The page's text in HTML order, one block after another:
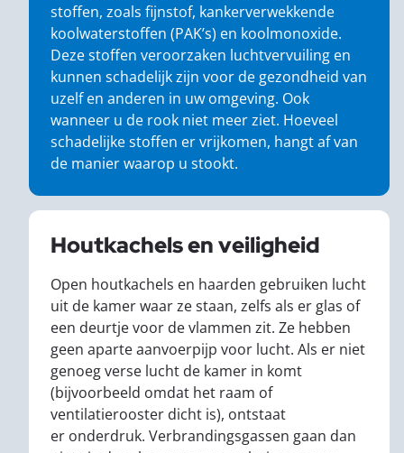
stoffen, zoals fijnstof, kankerverwekkende
koolwaterstoffen (PAK’s) en koolmonoxide.
Deze stoffen veroorzaken luchtvervuiling en
kunnen schadelijk zijn voor de gezondheid van
uzelf en anderen in uw omgeving. Ook
wanneer u de rook niet meer ziet. Hoeveel
schadelijke stoffen er vrijkomen, hangt af van
de manier waarop u stookt.
Houtkachels en veiligheid
Open houtkachels en haarden gebruiken lucht
uit de kamer waar ze staan, zelfs als er glas of
een deurtje voor de vlammen zit. Ze hebben
geen aparte aanvoerpijp voor lucht. Als er niet
genoeg verse lucht de kamer in komt
(bijvoorbeeld omdat het raam of
ventilatierooster dicht is), ontstaat
er onderdruk. Verbrandingsgassen gaan dan